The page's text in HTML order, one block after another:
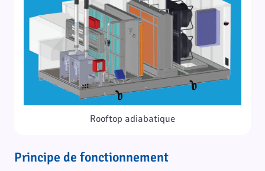
Rooftop adiabatique
Principe de fonctionnement